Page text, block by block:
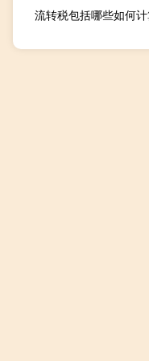
流转税包括哪些如何计